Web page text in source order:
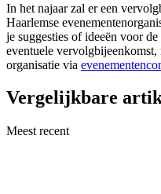
In het najaar zal er een
Haarlemse
je suggesties of ideeën voor
eventuele vervolgbijeenkomst,
organisatie via
Vergelijkbare
Meest recent